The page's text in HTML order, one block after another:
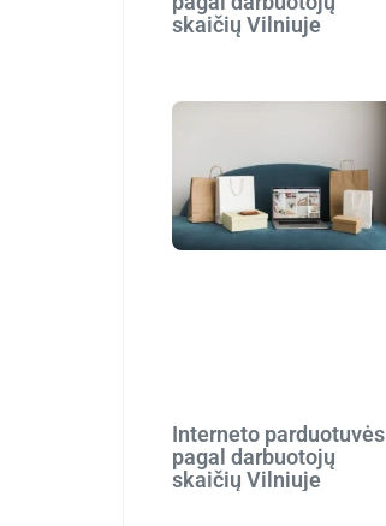
skaičių Vilniuje
Interneto parduotuvės
pagal darbuotojų
skaičių Vilniuje